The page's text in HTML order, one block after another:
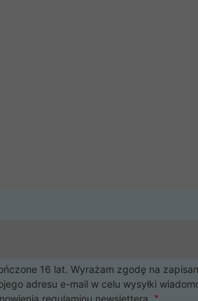
16 lat. Wyrażam zgodę na
adresu e-mail w celu wysyłki
regulaminu newslettera